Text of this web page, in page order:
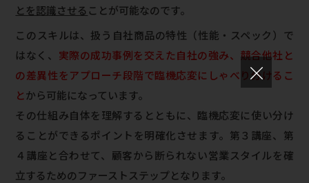
×
とを認識させる ことが可能なのです。
このスキルは、扱う自社商品の特性（性能・スペック）で
はなく、 実際の成功事例を交えた自社の強み、競合他社と
の差異性をアプローチ段階で臨機応変にしゃべり分けるこ
とから可能になっています。
その仕組み自体を理解するとともに、臨機応変に使い分け
ることができるポイントを明確化させます。第３講座、第
４講座と合わせて、顧客から断られない営業スタイルを確
立するためのファーストステップとなります。